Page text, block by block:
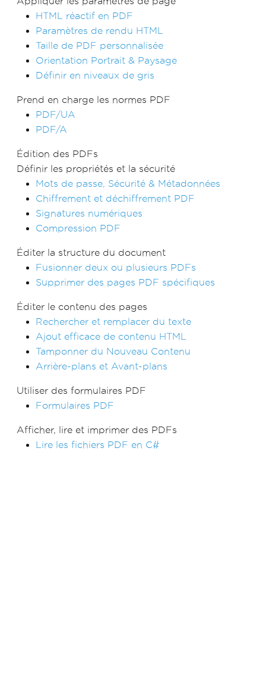
HTML réactif en PDF
Paramètres de rendu HTML
Taille de PDF personnalisée
Orientation Portrait & Paysage
Définir en niveaux de gris
Prend en charge les normes PDF
PDF/UA
PDF/A
Édition des PDFs
Définir les propriétés et la sécurité
Mots de passe, Sécurité & Métadonnées
Chiffrement et déchiffrement PDF
Signatures numériques
Compression PDF
Éditer la structure du document
Fusionner deux ou plusieurs PDFs
Supprimer des pages PDF spécifiques
Éditer le contenu des pages
Rechercher et remplacer du texte
Ajout efficace de contenu HTML
Tamponner du Nouveau Contenu
Arrière-plans et Avant-plans
Utiliser des formulaires PDF
Formulaires PDF
Afficher, lire et imprimer des PDFs
Lire les fichiers PDF en C#